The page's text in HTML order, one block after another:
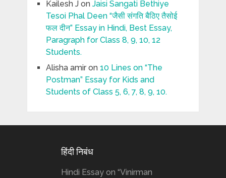
Kailesh Jon Jaisi Sangati Bethiye
Tesoi Phal Deen “जैसी संगति बैठिए तैसोई
फल दीन” Essay in Hindi, Best Essay,
Paragraph for Class 8, 9, 10, 12
Students.
Alisha amiron 10 Lines on “The
Postman” Essay for Kids and
Students of Class 5, 6, 7, 8, 9, 10.
हिंदी निबंध
Hindi Essay on “Vinirman